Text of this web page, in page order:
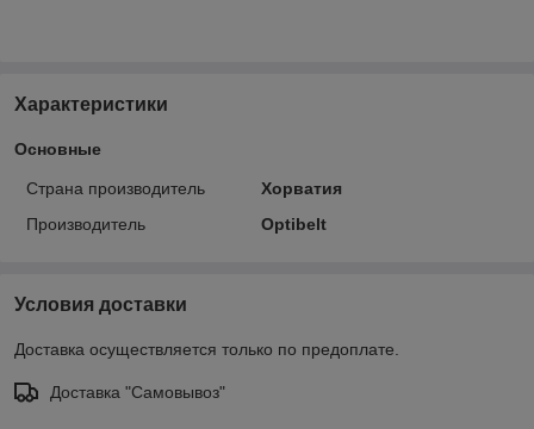
Характеристики
Основные
Страна производитель
Хорватия
Производитель
Optibelt
Условия доставки
Доставка осуществляется только по предоплате.
Доставка "Самовывоз"